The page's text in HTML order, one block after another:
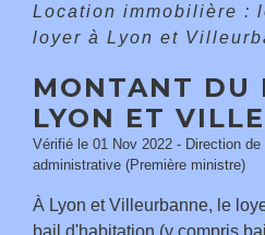
Location immobilière :
loyer à Lyon et
MONTANT DU
LYON ET
Vérifié le 01 Nov 2022 - Direction
administrative (Première ministre)
À Lyon et Villeurbanne, le
bail d'habitation (y compris